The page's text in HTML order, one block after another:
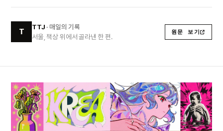
T
TTJ · 매일의 기록
서울, 책상 위에서 골라낸 한 편.
원문 보기